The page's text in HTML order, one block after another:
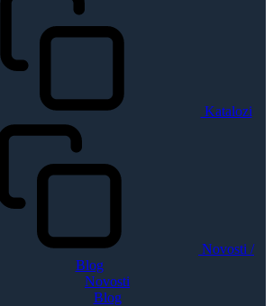
Katalozi
Novosti /
Blog
Novosti
Blog